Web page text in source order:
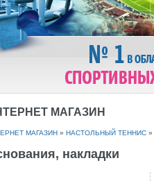
МАГАЗИН
МАГАЗИН » НАСТОЛЬНЫЙ ТЕННИС »
накладки